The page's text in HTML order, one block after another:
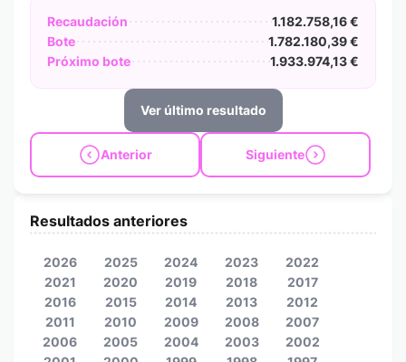
Recaudación
1.182.758,16 €
Bote
1.782.180,39 €
Próximo bote
1.933.974,13 €
Ver último resultado
Anterior Siguiente
Resultados anteriores
2026 2025 2024 2023
2022
2021
2020 2019 2018
2017
2016
2015 2014 2013
2012
2011
2010 2009 2008
2007
2006
2005 2004 2003
2002